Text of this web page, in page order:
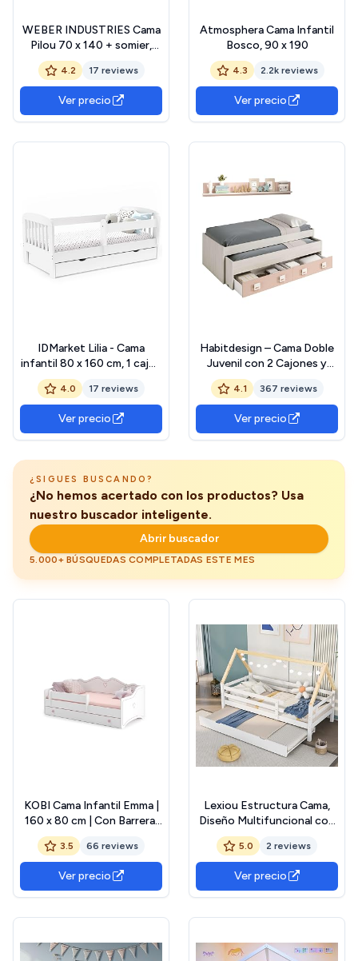
WEBER INDUSTRIES Cama
Pilou 70 x 140 + somier,
Blanco y Natural
4.2 17 reviews
Ver precio
Atmosphera Cama Infantil
Bosco, 90 x 190
4.3 2.2k reviews
Ver precio
IDMarket Lilia - Cama
infantil 80 x 160 cm, 1 cajón
de almacenamiento con
somier y barreras
4.0 17 reviews
Ver precio
Habitdesign – Cama Doble
Juvenil con 2 Cajones y
Estante, Cama Nido
Infantil, Color Blanco Alpes
y Rosa Pastel, 199x96x69
cm – Modelo Nube
4.1 367 reviews
Ver precio
¿SIGUES BUSCANDO?
¿No hemos acertado con los productos? Usa
nuestro buscador inteligente.
Abrir buscador
5.000+ BÚSQUEDAS COMPLETADAS ESTE MES
KOBI Cama Infantil Emma |
160 x 80 cm | Con Barrera,
Colchón y Cajón de
Almacenamiento | Para
Niños y Niñas | Blanco Gris
Rosa
3.5 66 reviews
Ver precio
Lexiou Estructura Cama,
Diseño Multifuncional con
Brochadora，Cama Doble,
90 x 200 y 90 x 190 cm，
Apto para Niños o
Adolescentes.
5.0 2 reviews
Ver precio